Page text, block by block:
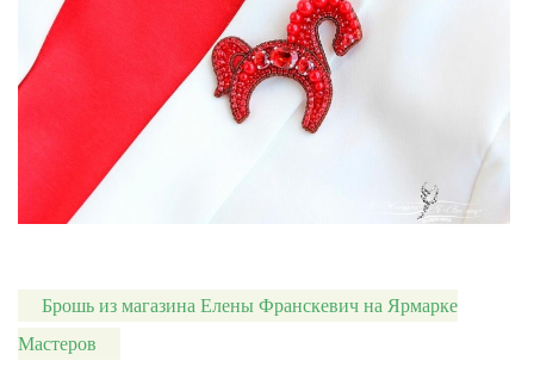
Брошь из магазина Елены Франскевич на Ярмарке
Мастеров